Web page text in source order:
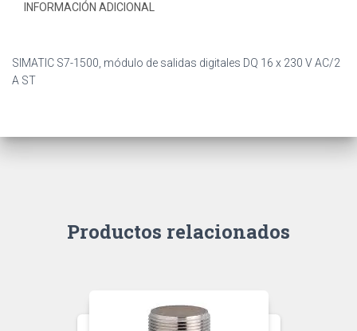
INFORMACIÓN ADICIONAL
SIMATIC S7-1500, módulo de salidas digitales DQ 16 x 230 V AC/2
A ST
Productos relacionados